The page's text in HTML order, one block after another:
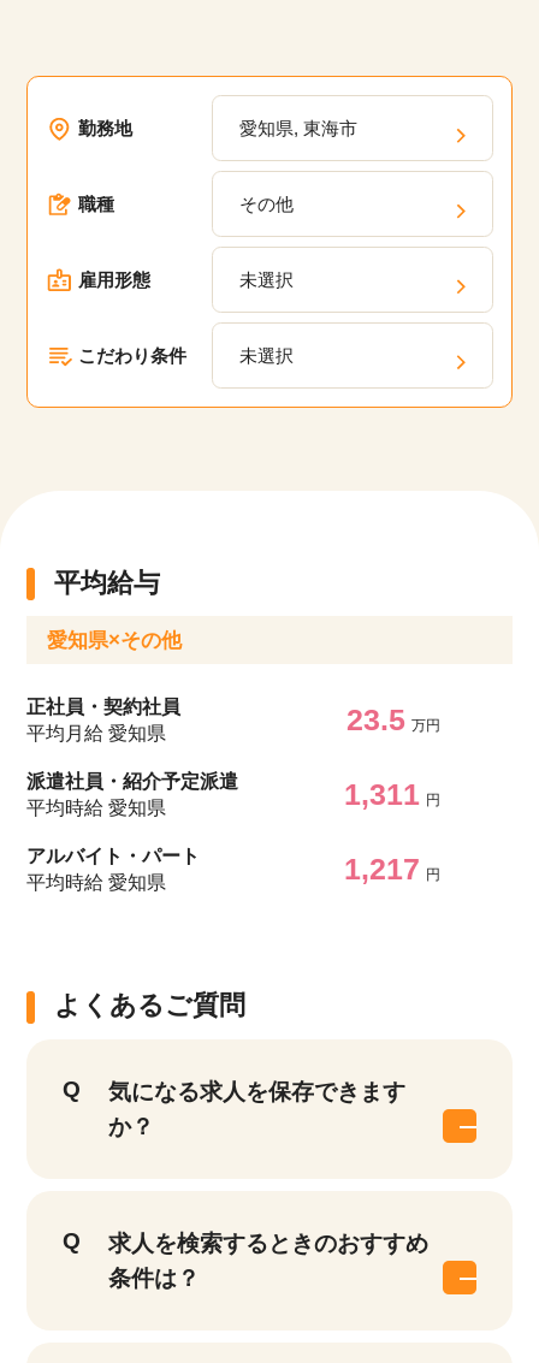
勤務地 愛知県, 東海市
職種 その他
雇用形態 未選択
こだわり条件 未選択
平均給与
愛知県×その他
正社員・契約社員
平均月給 愛知県
23.5 万円
派遣社員・紹介予定派遣
平均時給 愛知県
1,311 円
アルバイト・パート
平均時給 愛知県
1,217 円
よくあるご質問
気になる求人を保存できます
か？
求人を検索するときのおすすめ
条件は？